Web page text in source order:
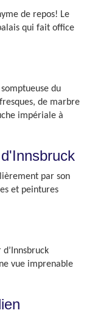
de repos! Le
qui fait office
du
de marbre
impériale à
par son
et peintures
vue imprenable